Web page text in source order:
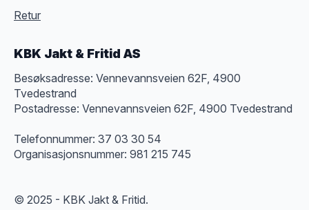
Retur
KBK Jakt & Fritid AS
Besøksadresse: Vennevannsveien 62F, 4900
Tvedestrand
Postadresse: Vennevannsveien 62F, 4900 Tvedestrand
Telefonnummer: 37 03 30 54
Organisasjonsnummer: 981 215 745
© 2025 - KBK Jakt & Fritid.